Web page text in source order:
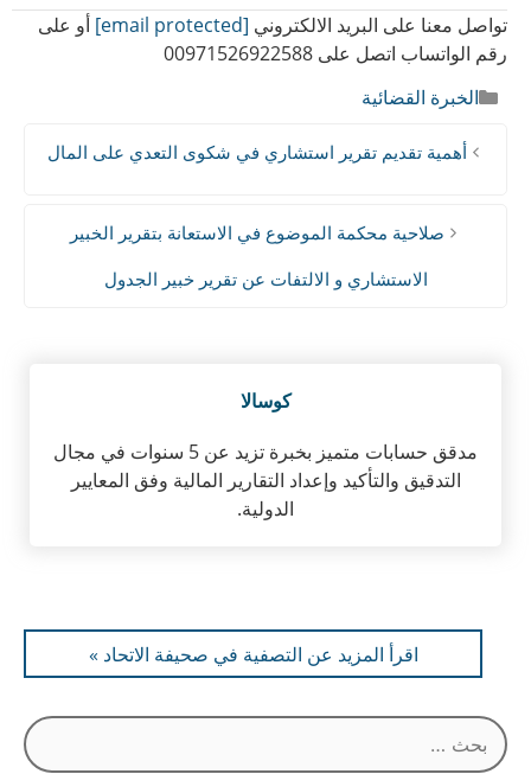
التقنية المعقدة في النزاع، مما يساهم في تحقيق العدالة
وإصدار حكم مستند إلى أسس علمية.
تلجأ المحكمة إلى تعيين خبير قضائي عندما تتضمن الدعوى
مسائل فنية أو تخصصية لا تتوافر لدى القاضي وتتطلب رأياً
تواصل معنا على البريد الالكتروني [email protected]
أو على
رقم الواتساب اتصل على 00971526922588
التصنيفات
الخبرة القضائية
أهمية تقديم تقرير استشاري في شكوى التعدي على المال
صلاحية محكمة الموضوع في الاستعانة بتقرير الخبير
الاستشاري و الالتفات عن تقرير خبير الجدول
كوسالا
مدقق حسابات متميز بخبرة تزيد عن 5 سنوات في مجال
التدقيق والتأكيد وإعداد التقارير المالية وفق المعايير
الدولية.
اقرأ المزيد عن التصفية في صحيفة الاتحاد »
البحث
عن: